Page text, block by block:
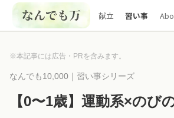
献立 習い事
※本記事には広告・PRを含みます。
なんでも10,000｜習い事シリーズ
【0〜1歳】運動系×のび